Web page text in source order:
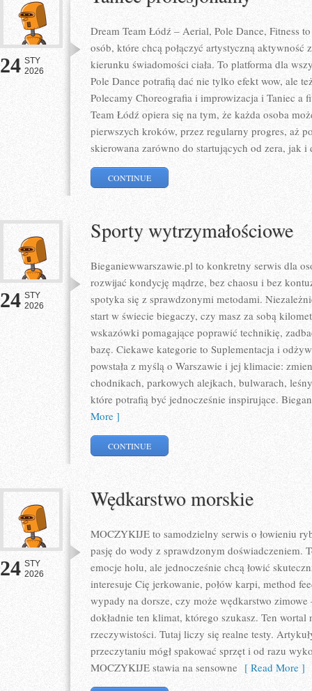
24 STY
2026
Dream Team Łódź – Aerial, Pole Dance, Fitness
osób, które chcą połączyć artystyczną aktywność
kierunku świadomości ciała. To platforma dla
Pole Dance potrafią dać nie tylko efekt wow, ale
Polecamy Choreografia i improwizacja i Taniec a
Team Łódź opiera się na tym, że każda osoba
pierwszych kroków, przez regularny progres, aż
skierowana zarówno do startujących od zera, jak
CONTINUE
24 STY
2026
Sporty wytrzymałościowe
Bieganiewwarszawie.pl to konkretny serwis dla
rozwijać kondycję mądrze, bez chaosu i bez
spotyka się z sprawdzonymi metodami.
start w świecie biegaczy, czy masz za sobą
wskazówki pomagające poprawić technikię,
bazę. Ciekawe kategorie to Suplementacja i
powstała z myślą o Warszawie i jej klimacie:
chodnikach, parkowych alejkach, bulwarach,
które potrafią być jednocześnie inspirujące.
More ]
CONTINUE
24 STY
2026
Wędkarstwo morskie
MOCZYKIJE to samodzielny serwis o łowieniu
pasję do wody z sprawdzonym doświadczeniem.
emocje holu, ale jednocześnie chcą łowić
interesuje Cię jerkowanie, połów karpi, method
wypady na dorsze, czy może wędkarstwo
dokładnie ten klimat, którego szukasz. Ten
rzeczywistości. Tutaj liczy się realne testy.
przeczytaniu mógł spakować sprzęt i od razu
MOCZYKIJE stawia na sensowne [ Read More ]